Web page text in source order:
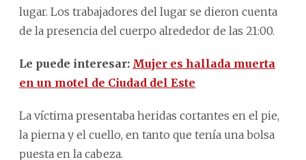
lugar. Los trabajadores del lugar se dieron cuenta
de la presencia del cuerpo alrededor de las 21:00.
Le puede interesar: Mujer es hallada muerta
en un motel de Ciudad del Este
La víctima presentaba heridas cortantes en el pie,
la pierna y el cuello, en tanto que tenía una bolsa
puesta en la cabeza.